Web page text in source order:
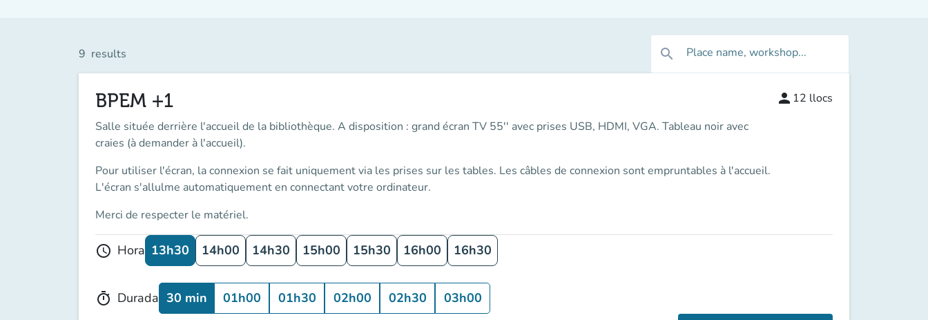
9 results search Place name, workshop...
BPEM +1
Salle située derrière l'accueil de la bibliothèque. A disposition : grand écran TV 55'' avec prises USB, HDMI, VGA. Tableau noir avec
craies (à demander à l'accueil).
Pour utiliser l'écran, la connexion se fait uniquement via les prises sur les tables. Les câbles de connexion sont empruntables à l'accueil.
L'écran s'allulme automatiquement en connectant votre ordinateur.
Merci de respecter le matériel.
person 12 llocs
schedule Hora 13h30 14h00 14h30 15h00 15h30 16h00 16h30
timer Durada 30 min 01h00 01h30 02h00 02h30 03h00